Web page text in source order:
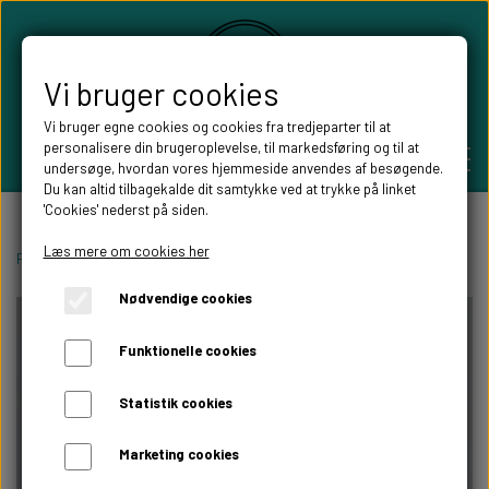
PERSONLIGE GAVER
BRYLLUPS GAVER
DÅBSGAVER/ NAVNGIVNING
SKILTE TIL FESTEN
WILLOW TREE FIGURER
WILLOW TREE BRYLLUPS FIGURER
Forside Boligen Børneværelset
Vi bruger cookies
Vi bruger egne cookies og cookies fra tredjeparter til at
personalisere din brugeroplevelse, til markedsføring og til at
undersøge, hvordan vores hjemmeside anvendes af besøgende.
Du kan altid tilbagekalde dit samtykke ved at trykke på linket
'Cookies' nederst på siden.
Læs mere om cookies her
Nødvendige cookies
Funktionelle cookies
Statistik cookies
Marketing cookies